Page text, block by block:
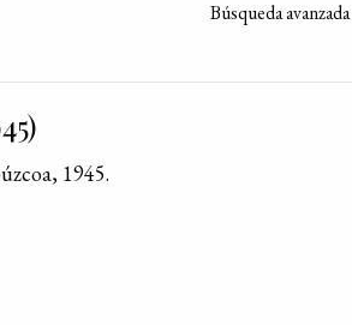
Búsqueda avanzada
1945.